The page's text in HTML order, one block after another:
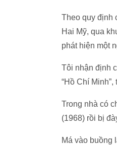
Theo quy định
Hai Mỹ, qua
phát hiện một
Tôi nhận định
“Hồ Chí
Trong nhà có
(1968) rồi bị
Má vào buồng